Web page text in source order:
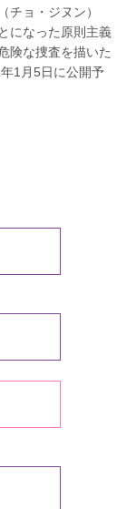
チョ・ジヌン）
になった原則主義
険な捜査を描いた
1月5日に公開予